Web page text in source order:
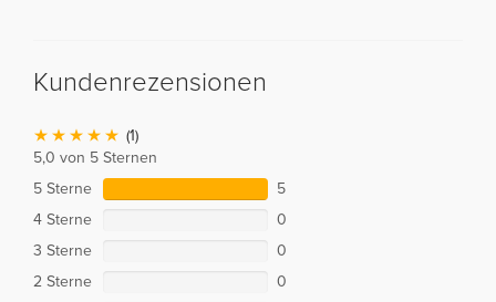
Kundenrezensionen
(1)
5,0 von 5 Sternen
5 Sterne
5
4 Sterne
0
3 Sterne
0
2 Sterne
0